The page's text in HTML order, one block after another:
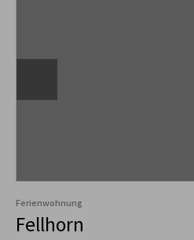
Ferienwohnung
Fellhorn